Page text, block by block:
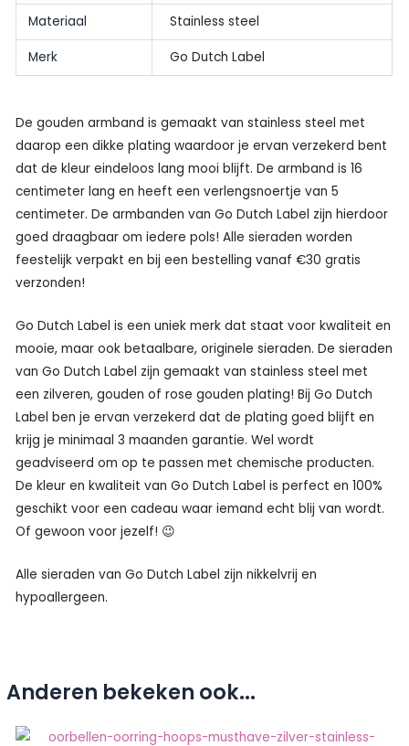
Materiaal Stainless steel
Merk Go Dutch Label
De gouden armband is gemaakt van stainless steel met
daarop een dikke plating waardoor je ervan verzekerd bent
dat de kleur eindeloos lang mooi blijft. De armband is 16
centimeter lang en heeft een verlengsnoertje van 5
centimeter. De armbanden van Go Dutch Label zijn hierdoor
goed draagbaar om iedere pols! Alle sieraden worden
feestelijk verpakt en bij een bestelling vanaf €30 gratis
verzonden!
Go Dutch Label is een uniek merk dat staat voor kwaliteit en
mooie, maar ook betaalbare, originele sieraden. De sieraden
van Go Dutch Label zijn gemaakt van stainless steel met
een zilveren, gouden of rose gouden plating! Bij Go Dutch
Label ben je ervan verzekerd dat de plating goed blijft en
krijg je minimaal 3 maanden garantie. Wel wordt
geadviseerd om op te passen met chemische producten.
De kleur en kwaliteit van Go Dutch Label is perfect en 100%
geschikt voor een cadeau waar iemand echt blij van wordt.
Of gewoon voor jezelf! 😉
Alle sieraden van Go Dutch Label zijn nikkelvrij en
hypoallergeen.
Anderen bekeken ook...